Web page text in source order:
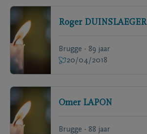
Roger DUINSLAEGER
Brugge - 89 jaar
20/04/2018
Omer LAPON
Brugge - 88 jaar